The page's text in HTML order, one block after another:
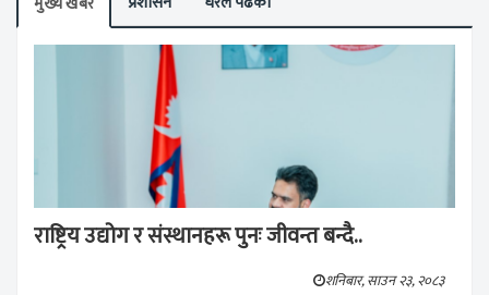
राष्ट्रिय उद्योग र संस्थानहरू पुनः जीवन्त बन्दै..
शनिबार, साउन २३, २०८३